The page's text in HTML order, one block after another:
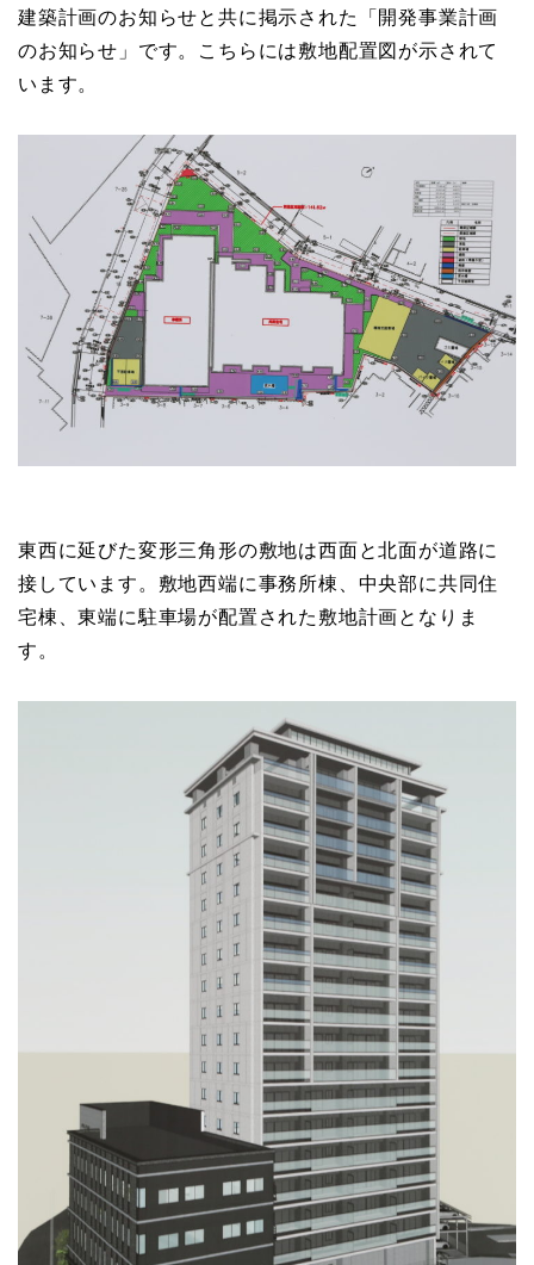
建築計画のお知らせと共に掲示された「開発事業計画
のお知らせ」です。こちらには敷地配置図が示されて
います。
東西に延びた変形三角形の敷地は西面と北面が道路に
接しています。敷地西端に事務所棟、中央部に共同住
宅棟、東端に駐車場が配置された敷地計画となりま
す。